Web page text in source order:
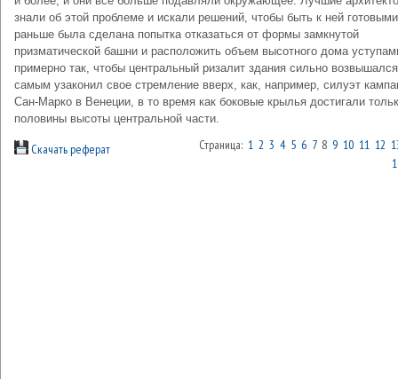
знали об этой проблеме и искали решений, чтобы быть к ней
раньше была сделана попытка отказаться от формы зам­кнутой
призматической башни и располо­жить объем высотного дома
примерно так, чтобы центральный ризалит здания сильно
самым узаконил свое стремление вверх, как, например, силуэт
Сан-Марко в Венеции, в то время как боковые крылья достигали
половины высоты цент­ральной части.
Скачать реферат Страница: 1 2 3 4 5 6 78 9 10 11 12